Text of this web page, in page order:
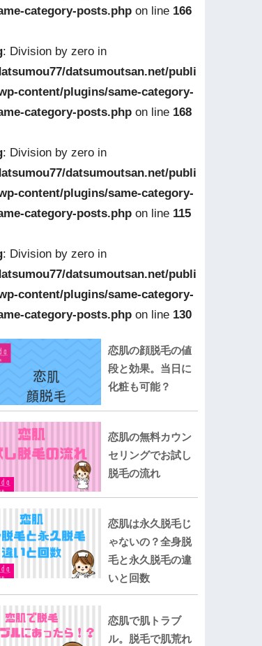
category-posts.php on line 166
: Division by zero in
datsumoutsan.net/publi
content/plugins/same-category-
category-posts.php on line 168
: Division by zero in
datsumoutsan.net/publi
content/plugins/same-category-
category-posts.php on line 115
: Division by zero in
datsumoutsan.net/publi
content/plugins/same-category-
category-posts.php on line 130
恋肌の顔脱毛の値
段と効果。当日に
化粧も可能？
恋肌の無料カウン
セリングでお試し
脱毛の流れ
恋肌は永久脱毛じ
ゃないの？全身脱
毛と永久脱毛の違
いと回数
恋肌で肌トラブ
ル。脱毛で肌荒れ